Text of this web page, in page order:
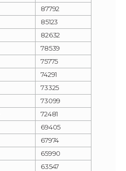
87792
85123
82632
78539
75775
74291
73325
73099
72481
69405
67974
65990
63547